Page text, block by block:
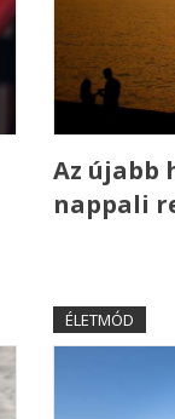
Az újabb
nappali
ÉLETMÓD